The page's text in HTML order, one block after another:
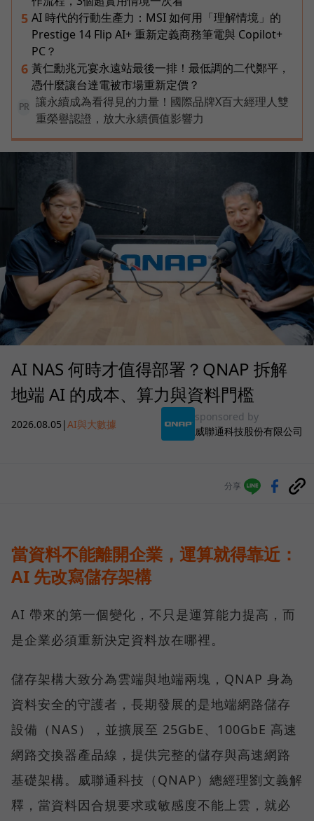
5 AI 時代的行動生產力：MSI 如何用「理解情境」的
Prestige 14 Flip AI+ 重新定義商務筆電與 Copilot+
PC？
6 黃仁勳兆元宴永遠站最後一排！最低調的二代鄭平，
憑什麼讓台達電被市場重新定價？
PR
讓永續成為看得見的力量！國際品牌X百大經理人雙
重榮譽認證，放大永續價值影響力
AI NAS 何時才值得部署？QNAP 拆解
地端 AI 的成本、算力與資料門檻
2026.08.05 |AI與大數據
sponsored by
威聯通科技股份有限公司
分享
當資料不能離開企業，運算就得靠近：
AI 先改寫儲存架構
AI 帶來的第一個變化，不只是運算能力提高，而
是企業必須重新決定資料放在哪裡。
儲存架構大致分為雲端與地端兩塊，QNAP 身為
資料安全的守護者，長期發展的是地端網路儲存
設備（NAS），並擴展至 25GbE、100GbE 高速
網路交換器產品線，提供完整的儲存與高速網路
基礎架構。威聯通科技（QNAP）總經理劉文義解
釋，當資料因合規要求或敏感度不能上雲，就必